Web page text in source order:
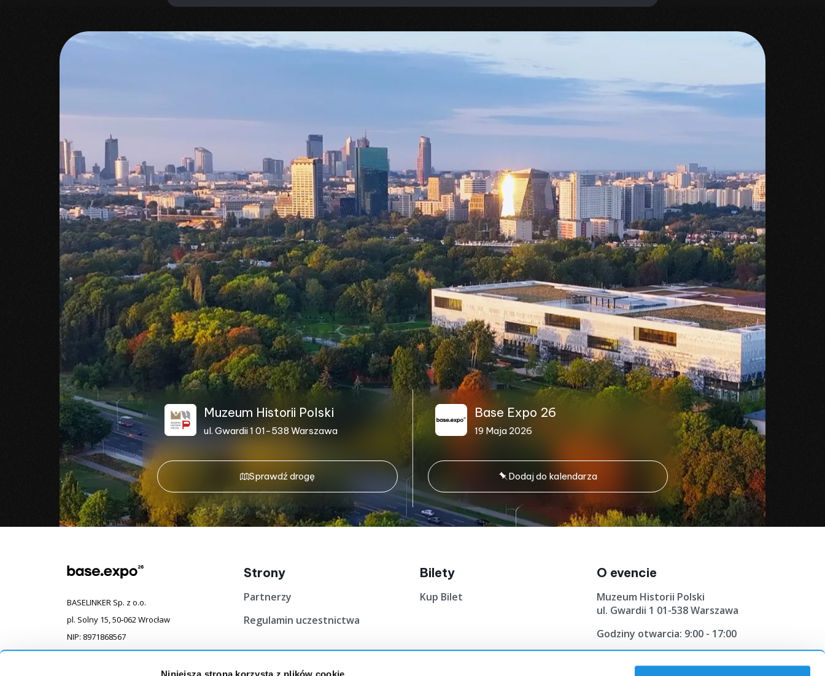
Niniejsza strona korzysta z plików cookie
Muzeum Historii Polski
ul. Gwardii 1 01-538 Warszawa
Sprawdź drogę
Base Expo 26
19 Maja 2026
Dodaj do kalendarza
BASELINKER Sp. z o.o.
pl. Solny 15, 50‐062 Wrocław
NIP: 8971868567
KRS: 0000795513
Strony
Partnerzy
Regulamin uczestnictwa
Bilety
Kup Bilet
O evencie
Muzeum Historii Polski
ul. Gwardii 1 01-538 Warszawa
Godziny otwarcia: 9:00 - 17:00